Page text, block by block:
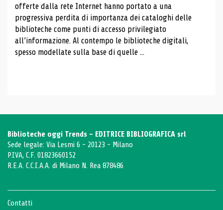
offerte dalla rete Internet hanno portato a una
progressiva perdita di importanza dei cataloghi delle
biblioteche come punti di accesso privilegiato
all’informazione. Al contempo le biblioteche digitali,
spesso modellate sulla base di quelle ...
Biblioteche oggi Trends - EDITRICE BIBLIOGRAFICA srl
Sede legale: Via Lesmi 6 - 20123 - Milano
P.IVA, C.F. 01823660152
R.E.A. C.C.I.A.A. di Milano N. Rea 878486
Contatti